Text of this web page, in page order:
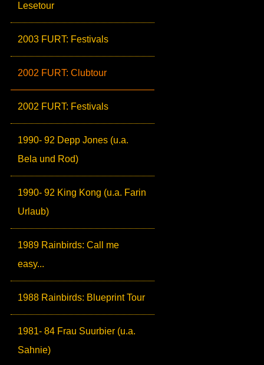
Lesetour
2003 FURT: Festivals
2002 FURT: Clubtour
2002 FURT: Festivals
1990- 92 Depp Jones (u.a.
Bela und Rod)
1990- 92 King Kong (u.a. Farin
Urlaub)
1989 Rainbirds: Call me
easy...
1988 Rainbirds: Blueprint Tour
1981- 84 Frau Suurbier (u.a.
Sahnie)